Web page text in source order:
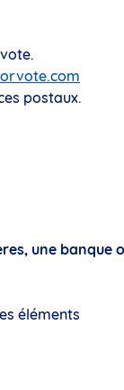
postaux.
une banque
éléments